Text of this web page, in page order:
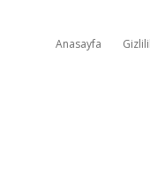
Anasayfa